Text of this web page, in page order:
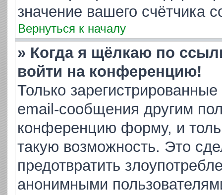
значение вашего счётчика
Вернуться к началу
» Когда я щёлкаю по
войти на конференцию!
Только
email-сообщения другим
конференцию форму, и
такую возможность. Это
предотвратить
анонимными